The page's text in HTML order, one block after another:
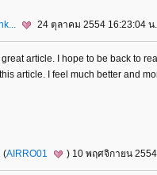
24 ตุลาคม 2554 16:23:04 น.
article. I hope to be back to
article. I feel much better and
(AIRRO01 ) 10 พฤศจิกายน